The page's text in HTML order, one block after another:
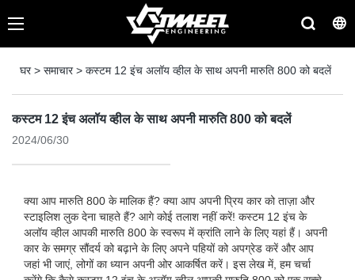
घर> समाचार> कस्टम 12 इंच अलॉय व्हील के साथ अपनी मारुति 800 को बदलें
कस्टम 12 इंच अलॉय व्हील के साथ अपनी मारुति 800 को बदलें
2024/06/30
क्या आप मारुति 800 के मालिक हैं? क्या आप अपनी प्रिय कार को ताज़ा और
स्टाइलिश लुक देना चाहते हैं? आगे कोई तलाश नहीं करें! कस्टम 12 इंच के
अलॉय व्हील आपकी मारुति 800 के स्वरूप में क्रांति लाने के लिए यहां हैं। अपनी
कार के समग्र सौंदर्य को बढ़ाने के लिए अपने पहियों को अपग्रेड करें और आप
जहां भी जाएं, लोगों का ध्यान अपनी ओर आकर्षित करें। इस लेख में, हम चर्चा